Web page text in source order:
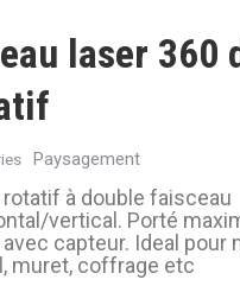
laser 360
Paysagement
rotatif à double faisceau
vertical. Porté
capteur. Ideal pour
muret, coffrage etc